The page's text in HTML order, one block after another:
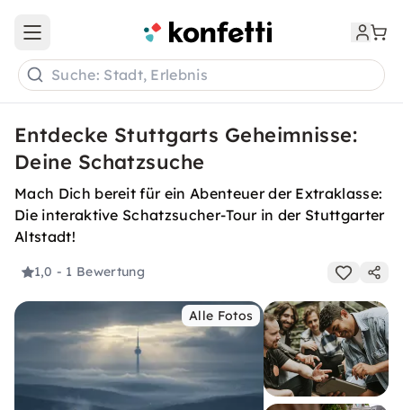
Open main menu
Suche: Stadt, Erlebnis
Entdecke Stuttgarts Geheimnisse:
Deine Schatzsuche
Mach Dich bereit für ein Abenteuer der Extraklasse:
Die interaktive Schatzsucher-Tour in der Stuttgarter
Altstadt!
1,0 - 1 Bewertung
Alle Fotos